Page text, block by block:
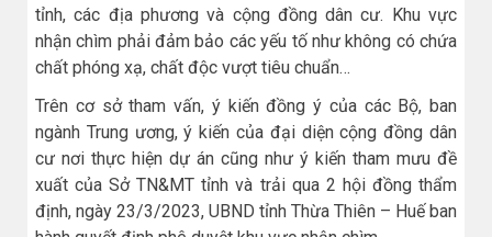
tỉnh, các địa phương và cộng đồng dân cư. Khu vực
nhận chìm phải đảm bảo các yếu tố như không có chứa
chất phóng xạ, chất độc vượt tiêu chuẩn…
Trên cơ sở tham vấn, ý kiến đồng ý của các Bộ, ban
ngành Trung ương, ý kiến của đại diện cộng đồng dân
cư nơi thực hiện dự án cũng như ý kiến tham mưu đề
xuất của Sở TN&MT tỉnh và trải qua 2 hội đồng thẩm
định, ngày 23/3/2023, UBND tỉnh Thừa Thiên – Huế ban